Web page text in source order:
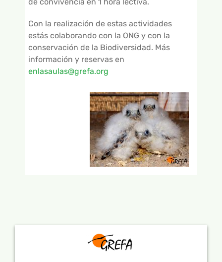
Con la realización de estas actividades
estás colaborando con la ONG y con la
conservación de la Biodiversidad. Más
información y reservas en
enlasaulas@grefa.org